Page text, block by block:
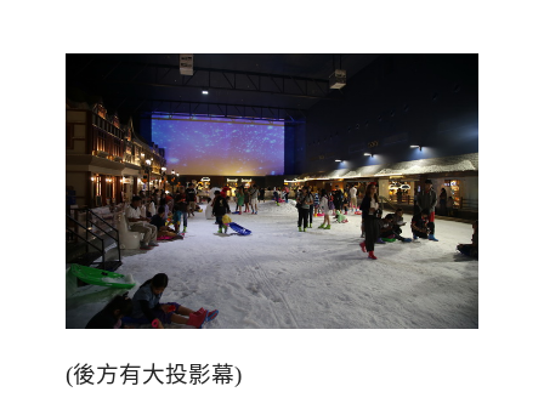
(後方有大投影幕)